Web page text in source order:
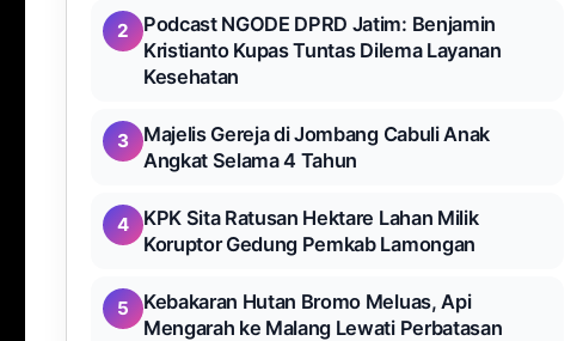
2
Podcast NGODE DPRD Jatim: Benjamin
Kristianto Kupas Tuntas Dilema Layanan
Kesehatan
3
Majelis Gereja di Jombang Cabuli Anak
Angkat Selama 4 Tahun
4
KPK Sita Ratusan Hektare Lahan Milik
Koruptor Gedung Pemkab Lamongan
5
Kebakaran Hutan Bromo Meluas, Api
Mengarah ke Malang Lewati Perbatasan